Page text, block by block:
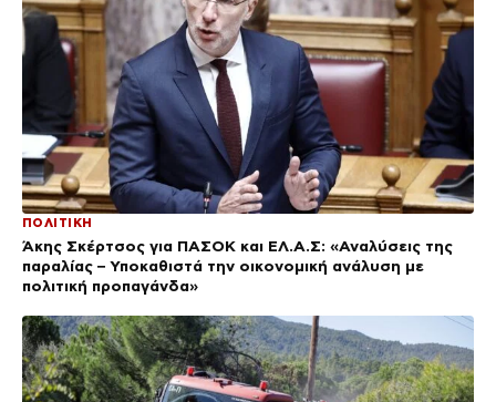
ΠΟΛΙΤΙΚΗ
Άκης Σκέρτσος για ΠΑΣΟΚ και ΕΛ.Α.Σ: «Αναλύσεις της
παραλίας – Υποκαθιστά την οικονομική ανάλυση με
πολιτική προπαγάνδα»